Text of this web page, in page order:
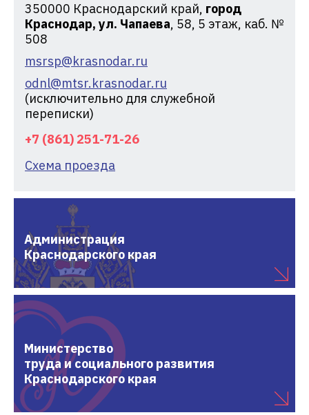
350000 Краснодарский край, город
Краснодар, ул. Чапаева, 58, 5 этаж, каб. №
508
msrsp@krasnodar.ru
odnl@mtsr.krasnodar.ru
(исключительно для служебной
переписки)
+7 (861) 251-71-26
Схема проезда
Администрация
Краснодарского края
Министерство
труда и социального развития
Краснодарского края